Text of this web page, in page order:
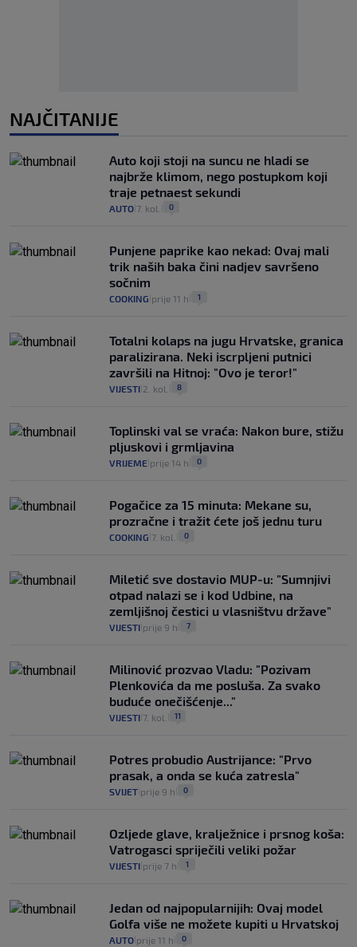
NAJČITANIJE
Auto koji stoji na suncu ne hladi se
najbrže klimom, nego postupkom koji
traje petnaest sekundi
AUTO 7. kol. 0
Punjene paprike kao nekad: Ovaj mali
trik naših baka čini nadjev savršeno
sočnim
COOKING prije 11 h 1
Totalni kolaps na jugu Hrvatske, granica
paralizirana. Neki iscrpljeni putnici
završili na Hitnoj: "Ovo je teror!"
VIJESTI 2. kol. 8
Toplinski val se vraća: Nakon bure, stižu
pljuskovi i grmljavina
VRIJEME prije 14 h 0
Pogačice za 15 minuta: Mekane su,
prozračne i tražit ćete još jednu turu
COOKING 7. kol. 0
Miletić sve dostavio MUP-u: "Sumnjivi
otpad nalazi se i kod Udbine, na
zemljišnoj čestici u vlasništvu države"
VIJESTI prije 9 h 7
Milinović prozvao Vladu: "Pozivam
Plenkovića da me posluša. Za svako
buduće onečišćenje..."
VIJESTI 7. kol. 11
Potres probudio Austrijance: "Prvo
prasak, a onda se kuća zatresla"
SVIJET prije 9 h 0
Ozljede glave, kralježnice i prsnog koša:
Vatrogasci spriječili veliki požar
VIJESTI prije 7 h 1
Jedan od najpopularnijih: Ovaj model
Golfa više ne možete kupiti u Hrvatskoj
AUTO prije 11 h 0